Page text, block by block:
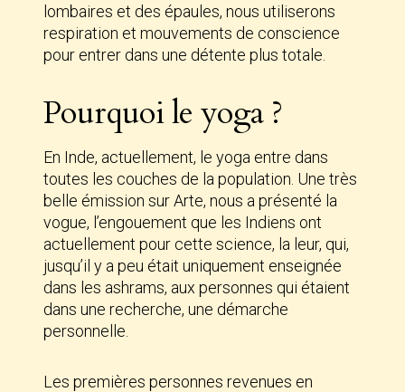
lombaires et des épaules, nous utiliserons
respiration et mouvements de conscience
pour entrer dans une détente plus totale.
Pourquoi le yoga ?
En Inde, actuellement, le yoga entre dans
toutes les couches de la population. Une très
belle émission sur Arte, nous a présenté la
vogue, l’engouement que les Indiens ont
actuellement pour cette science, la leur, qui,
jusqu’il y a peu était uniquement enseignée
dans les ashrams, aux personnes qui étaient
dans une recherche, une démarche
personnelle.
Les premières personnes revenues en